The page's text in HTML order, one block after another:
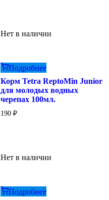
Нет в наличии
Подробнее
Корм Tetra ReptoMin Junior
для молодых водных
черепах 100мл.
190 ₽
Нет в наличии
Подробнее